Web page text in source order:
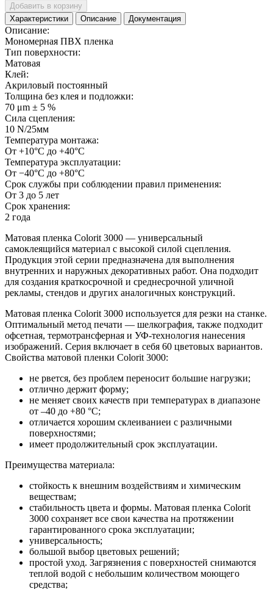
Добавить в корзину
Характеристики
Описание Документация
Описание:
Мономерная ПВХ пленка
Тип поверхности:
Матовая
Клей:
Акриловый постоянный
Толщина без клея и подложки:
70 μm ± 5 %
Сила сцепления:
10 N/25мм
Температура монтажа:
От +10°С до +40°С
Температура эксплуатации:
От −40°С до +80°С
Срок службы при соблюдении правил применения:
От 3 до 5 лет
Срок хранения:
2 года
Матовая пленка Colorit 3000 — универсальный
самоклеящийся материал с высокой силой сцепления.
Продукция этой серии предназначена для выполнения
внутренних и наружных декоративных работ. Она подходит
для создания краткосрочной и среднесрочной уличной
рекламы, стендов и других аналогичных конструкций.
Матовая пленка Colorit 3000 используется для резки на станке.
Оптимальный метод печати — шелкография, также подходит
офсетная, термотрансферная и УФ-технология нанесения
изображений. Серия включает в себя 60 цветовых вариантов.
Свойства матовой пленки Colorit 3000:
не рвется, без проблем переносит большие нагрузки;
отлично держит форму;
не меняет своих качеств при температурах в диапазоне
от –40 до +80 °С;
отличается хорошим склеиваниеи с различными
поверхностями;
имеет продолжительный срок эксплуатации.
Преимущества материала:
стойкость к внешним воздействиям и химическим
веществам;
стабильность цвета и формы. Матовая пленка Colorit
3000 сохраняет все свои качества на протяжении
гарантированного срока эксплуатации;
универсальность;
большой выбор цветовых решений;
простой уход. Загрязнения с поверхностей снимаются
теплой водой с небольшим количеством моющего
средства;